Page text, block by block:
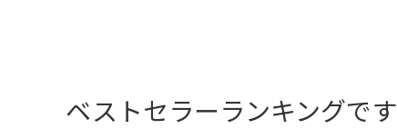
ベストセラーランキングです